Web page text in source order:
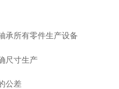
承所有零件生产设备
尺寸生产
公差